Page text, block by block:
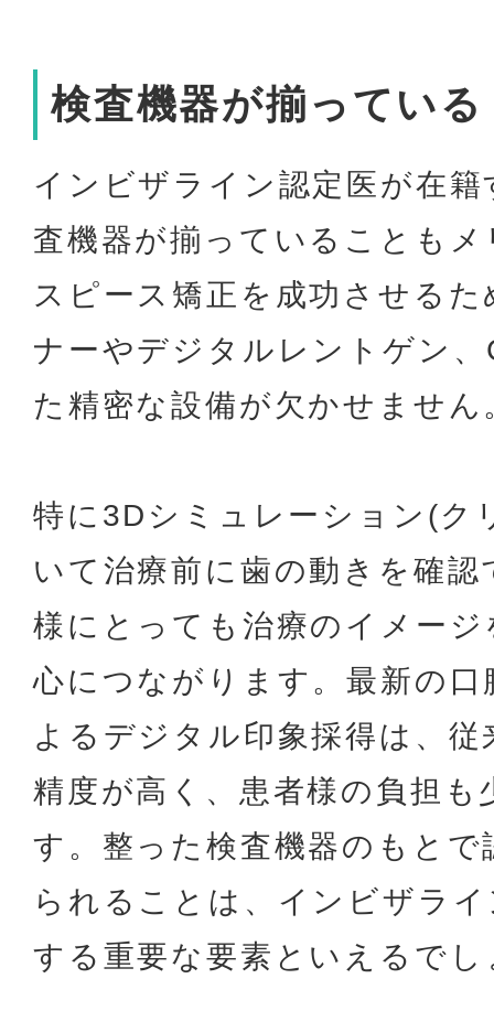
検査機器が揃っている
インビザライン認定医が在
査機器が揃っていることも
スピース矯正を成功させる
ナーやデジタルレントゲン
た精密な設備が欠かせません
特に3Dシミュレーション(ク
いて治療前に歯の動きを確
様にとっても治療のイメー
心につながります。最新の
よるデジタル印象採得は、
精度が高く、患者様の負担も
す。整った検査機器のもと
られることは、インビザラ
する重要な要素といえるでし